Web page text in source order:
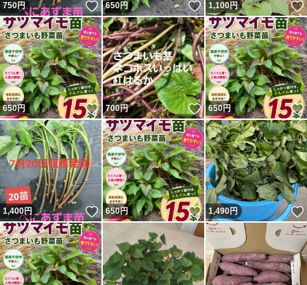
750円 いいね！
650円 いいね！
1,100円
650円 いいね！
700円 いいね！
650円
1,400円 いいね！
650円 いいね！
1,490円